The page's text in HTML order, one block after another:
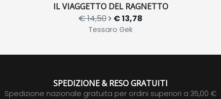
IL VIAGGETTO DEL RAGNETTO
€ 14,50 € 13,78
Tessaro Gek
SPEDIZIONE & RESO GRATUITI
Spedizione nazionale gratuita per ordini superiori a 35,00 €